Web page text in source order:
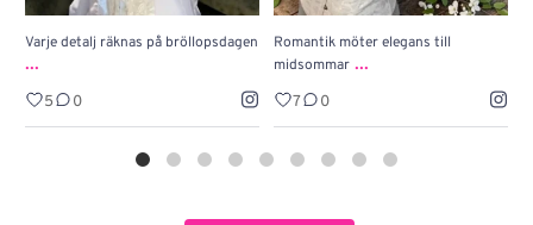
Varje detalj räknas på bröllopsdagen
...
5 0
Romantik möter elegans till
midsommar ...
7 0